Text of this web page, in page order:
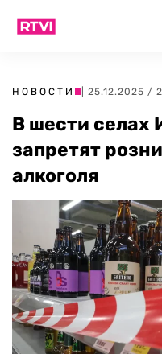
НОВОСТИ | 25.12.2025 /
В шести селах
запретят
алкоголя